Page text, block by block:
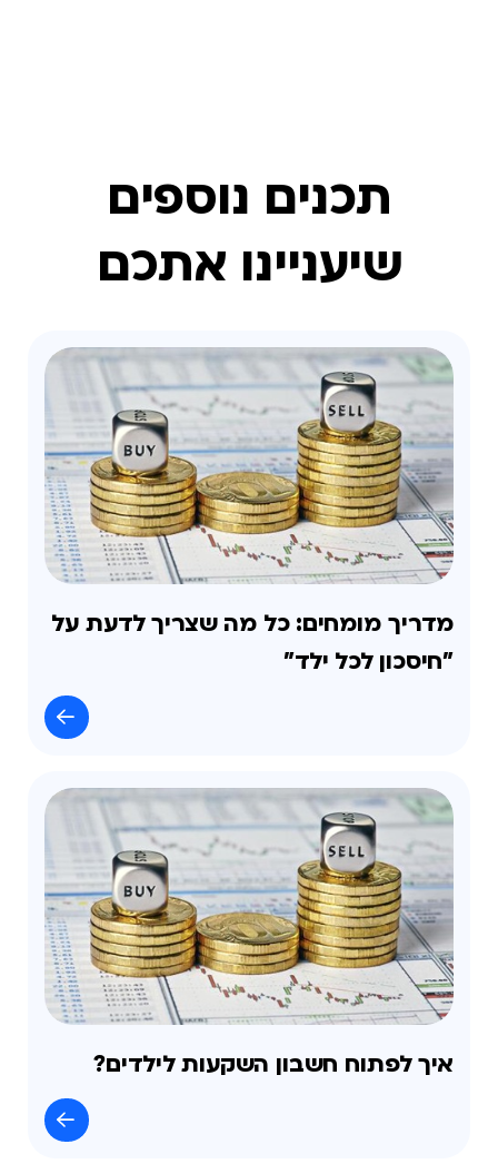
תכנים נוספים
שיעניינו אתכם
מדריך מומחים: כל מה שצריך לדעת על
"חיסכון לכל ילד"
איך לפתוח חשבון השקעות לילדים?